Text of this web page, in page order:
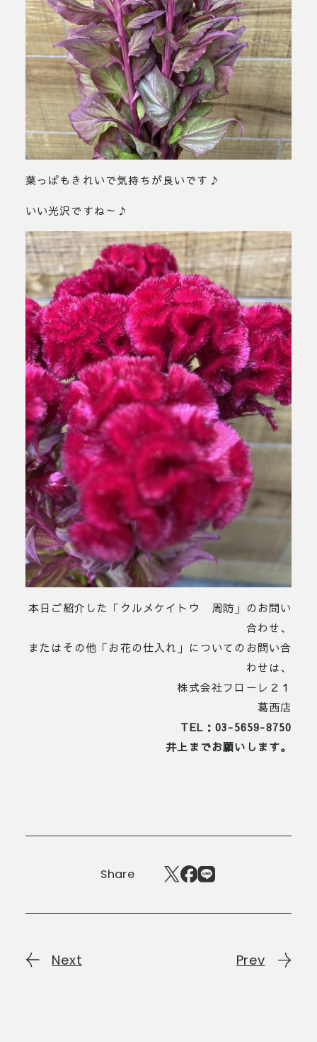
葉っぱもきれいで気持ちが良いです♪
いい光沢ですね～♪
本日ご紹介した「クルメケイトウ 周防」のお問い
合わせ、
またはその他「お花の仕入れ」についてのお問い合
わせは、
株式会社フローレ２１
葛西店
TEL：03-5659-8750
井上までお願いします。
Share
Next Prev